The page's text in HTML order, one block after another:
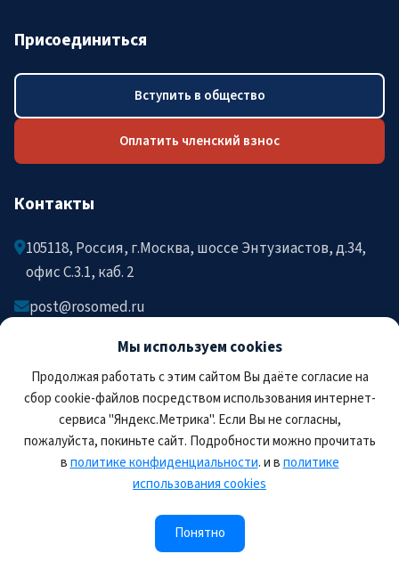
Мы используем cookies
Продолжая работать с этим сайтом Вы даёте согласие на
сбор cookie-файлов посредством использования интернет-
сервиса "Яндекс.Метрика". Если Вы не согласны,
пожалуйста, покиньте сайт. Подробности можно прочитать
вполитике конфиденциальности. и вполитике
использования cookies
Понятно
Присоединиться
Вступить в общество
Оплатить членский взнос
Контакты
105118, Россия, г.Москва, шоссе Энтузиастов, д.34,
офис C.3.1, каб. 2
post@rosomed.ru
+7-903-729-09-87
+7-910-880-36-92
Правила пользования сайтом
конфиденциальности
Соглашение на обработку